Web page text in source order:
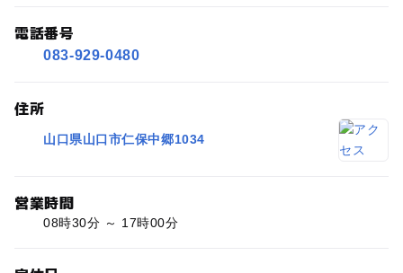
電話番号
083-929-0480
住所
山口県山口市仁保中郷1034
営業時間
08時30分 ～ 17時00分